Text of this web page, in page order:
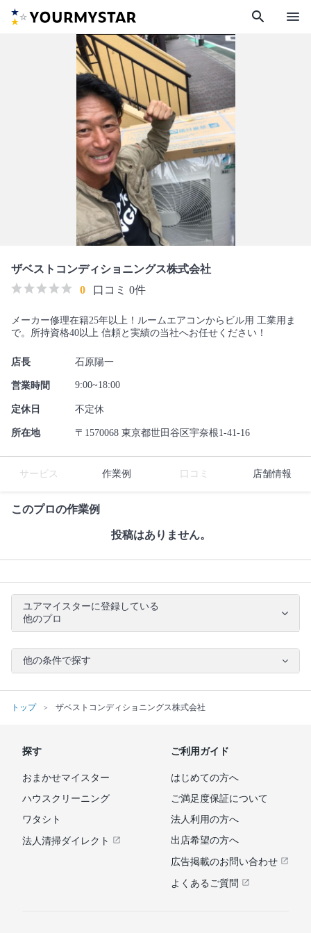
search menu
ザベストコンディショニングス株式会社
0
口コミ 0件
メーカー修理在籍25年以上！ルームエアコンからビル用 工業用ま
で。所持資格40以上 信頼と実績の当社へお任せください！
店長 石原陽一
営業時間 9:00~18:00
定休日 不定休
所在地 〒1570068 東京都世田谷区宇奈根1-41-16
サービス 作業例 口コミ 店舗情報
このプロの作業例
投稿はありません。
ユアマイスターに登録している
他のプロ
他の条件で探す
トップ ザベストコンディショニングス株式会社
探す
おまかせマイスター
ハウスクリーニング
ワタシト
法人清掃ダイレクト
ご利用ガイド
はじめての方へ
ご満足度保証について
法人利用の方へ
出店希望の方へ
広告掲載のお問い合わせ
よくあるご質問